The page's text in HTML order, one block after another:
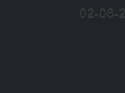
02-08-